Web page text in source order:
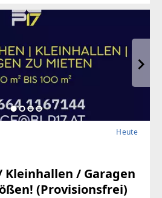
Heute
Kleinhallen / Garagen
(Provisionsfrei)